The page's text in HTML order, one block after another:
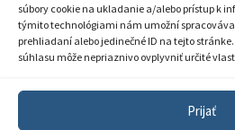
súbory cookie na ukladanie a/alebo prístup k
týmito technológiami nám umožní
prehliadaní alebo jedinečné ID na tejto
súhlasu môže nepriaznivo ovplyvniť určité
Prijať
Zásady ochrany
Sprístupnenie